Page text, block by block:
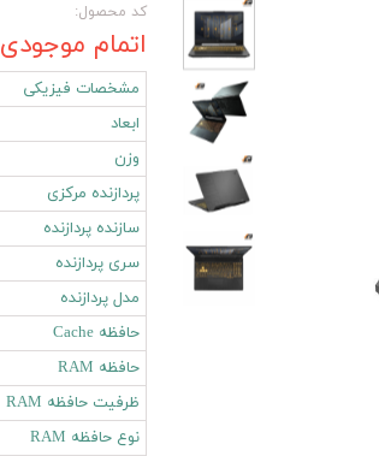
کد محصول:
اتمام موجودی
مشخصات فیزیکی
ابعاد
وزن
پردازنده مرکزی
سازنده پردازنده
سری پردازنده
مدل پردازنده
حافظه Cache
حافظه RAM
ظرفیت حافظه RAM
نوع حافظه RAM